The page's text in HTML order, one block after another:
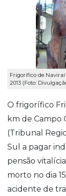
Frigorífico de
2013 (Foto:
O frigorífico
km de Campo
(Tribunal
Sul a pagar
pensão
morto no dia
acidente de